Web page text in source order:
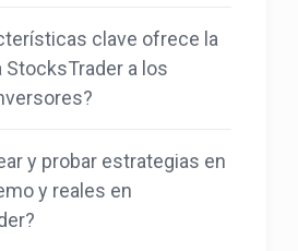
clave ofrece la
StocksTrader a los
y probar estrategias en
y reales en